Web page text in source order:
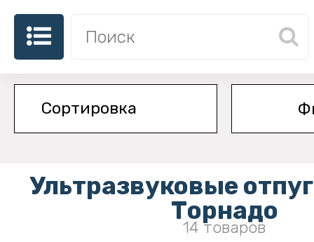
Ультразвуковые
Торнадо
14 товаров